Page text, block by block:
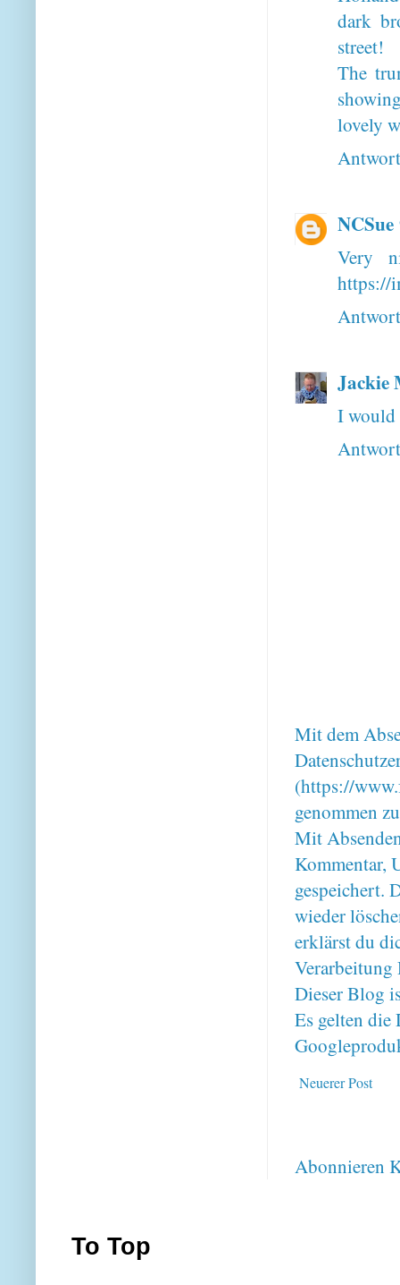
dark
street!
The
lovely
NCSue
Very
https://
Jackie
I would
Mit dem
(https://
genommen
Mit
Kommentar,
gespeichert.
wieder
erklärst du
Verarbeitung
Dieser Blog
Es gelten
Neuerer Post
Abonnieren
To Top